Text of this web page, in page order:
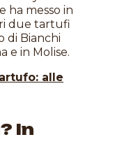
ha messo in
due tartufi
di Bianchi
e in Molise.
alle
In